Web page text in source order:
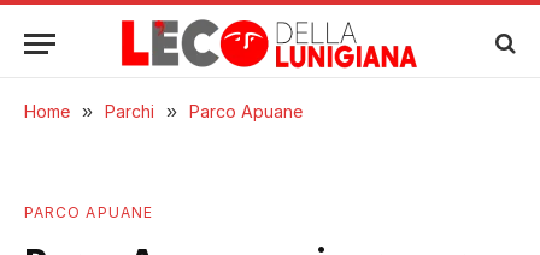
Home » Parchi » Parco Apuane
PARCO APUANE